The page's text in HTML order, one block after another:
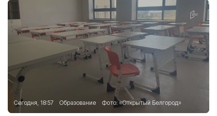
Сегодня, 18:57 Образование Фото:«Открытый Белгород»